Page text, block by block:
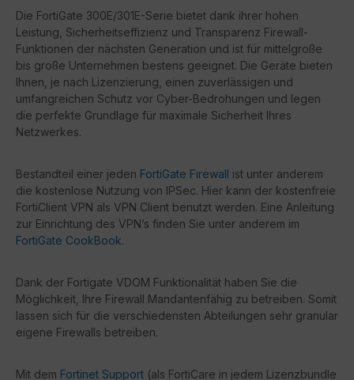
Die FortiGate 300E/301E-Serie bietet dank ihrer hohen
Leistung, Sicherheitseffizienz und Transparenz Firewall-
Funktionen der nächsten Generation und ist für mittelgroße
bis große Unternehmen bestens geeignet. Die Geräte bieten
Ihnen, je nach Lizenzierung, einen zuverlässigen und
umfangreichen Schutz vor Cyber-Bedrohungen und legen
die perfekte Grundlage für maximale Sicherheit Ihres
Netzwerkes.
Bestandteil einer jeden FortiGate Firewall ist unter anderem
die kostenlose Nutzung von IPSec. Hier kann der kostenfreie
FortiClient VPN als VPN Client benutzt werden. Eine Anleitung
zur Einrichtung des VPN’s finden Sie unter anderem im
FortiGate CookBook.
Dank der Fortigate VDOM Funktionalität haben Sie die
Möglichkeit, Ihre Firewall Mandantenfähig zu betreiben. Somit
lassen sich für die verschiedensten Abteilungen sehr granular
eigene Firewalls betreiben.
Mit dem Fortinet Support (als FortiCare in jedem Lizenzbundle